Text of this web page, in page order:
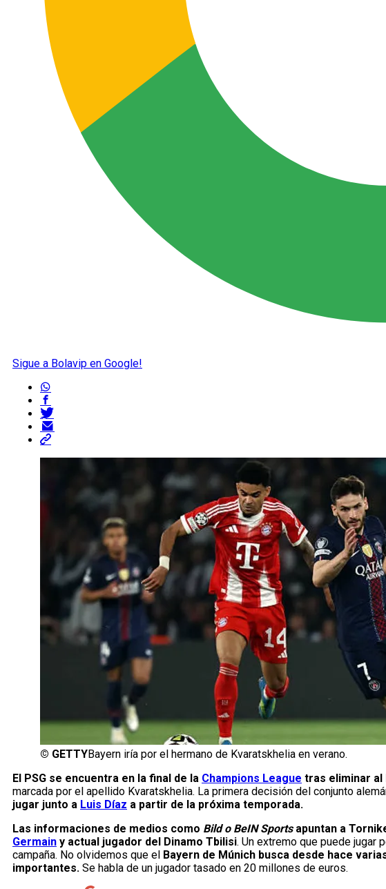
Sigue a Bolavip en Google!
© GETTYBayern iría por el hermano de Kvaratskhelia en verano.
El PSG se encuentra en la final de la Champions League tras eliminar al
marcada por el apellido Kvaratskhelia. La primera decisión del conjunto
jugar junto a Luis Díaz a partir de la próxima temporada.
Las informaciones de medios como Bild o BeIN Sportsapuntan a
Germain y actual jugador del Dinamo Tbilisi. Un extremo que puede jugar
campaña. No olvidemos que el Bayern de Múnich busca desde hace
importantes. Se habla de un jugador tasado en 20 millones de euros.